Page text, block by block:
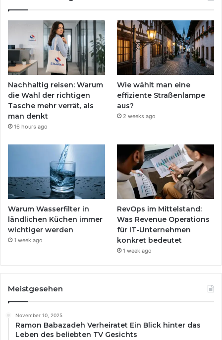
Nachhaltig reisen: Warum
die Wahl der richtigen
Tasche mehr verrät, als
man denkt
16 hours ago
Wie wählt man eine
effiziente Straßenlampe
aus?
2 weeks ago
Warum Wasserfilter in
ländlichen Küchen immer
wichtiger werden
1 week ago
RevOps im Mittelstand:
Was Revenue Operations
für IT-Unternehmen
konkret bedeutet
1 week ago
Meistgesehen
November 10, 2025
Ramon Babazadeh Verheiratet Ein Blick hinter das
Leben des beliebten TV Gesichts